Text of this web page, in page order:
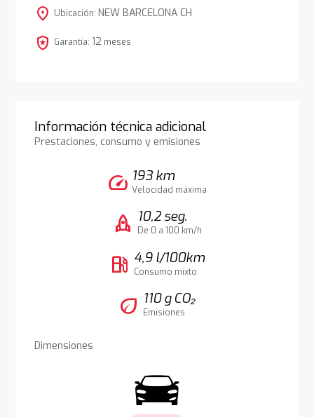
location_on Ubicación: NEW BARCELONA CH
local_police Garantía: 12 meses
Información técnica adicional
Prestaciones, consumo y emisiones
speed 193 km
Velocidad máxima
rocket 10,2 seg.
De 0 a 100 km/h
local_gas_station 4,9 l/100km
Consumo mixto
eco 110 g CO₂
Emisiones
Dimensiones